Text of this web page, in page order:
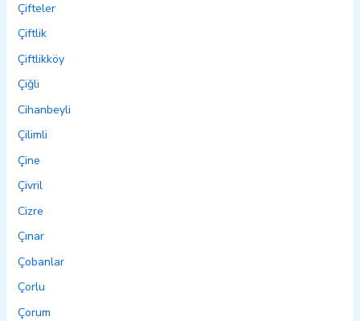
Çifteler
Çiftlik
Çiftlikköy
Çiğli
Cihanbeyli
Çilimli
Çine
Çivril
Cizre
Çınar
Çobanlar
Çorlu
Çorum